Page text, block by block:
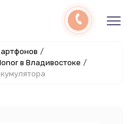
/
в Владивостоке /